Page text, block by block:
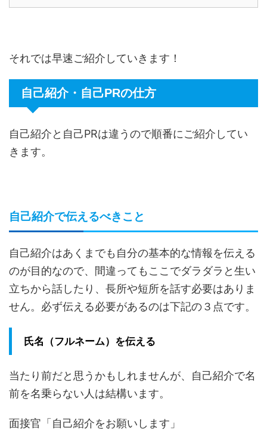
それでは早速ご紹介していきます！
自己紹介・自己PRの仕方
自己紹介と自己PRは違うので順番にご紹介してい
きます。
自己紹介で伝えるべきこと
自己紹介はあくまでも自分の基本的な情報を伝える
のが目的なので、間違ってもここでダラダラと生い
立ちから話したり、長所や短所を話す必要はありま
せん。必ず伝える必要があるのは下記の３点です。
氏名（フルネーム）を伝える
当たり前だと思うかもしれませんが、自己紹介で名
前を名乗らない人は結構います。
面接官「自己紹介をお願いします」